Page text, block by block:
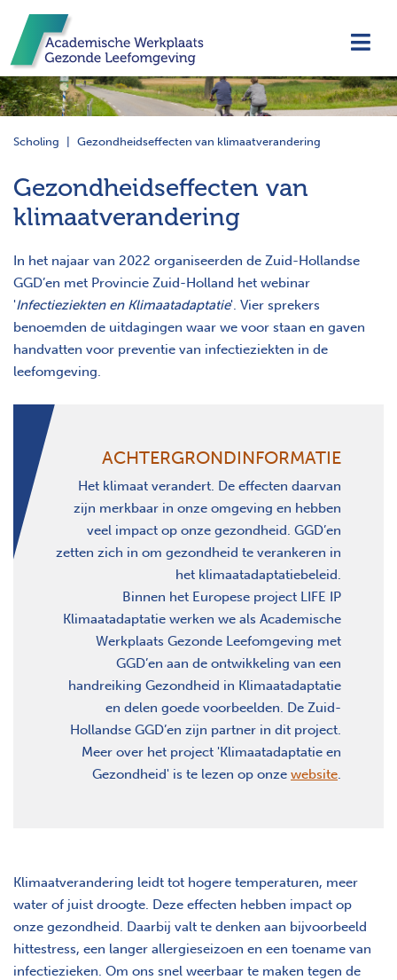
Scholing Gezondheidseffecten van klimaatverandering
Gezondheidseffecten van
klimaatverandering
In het najaar van 2022 organiseerden de Zuid-Hollandse
GGD’en met Provincie Zuid-Holland het webinar
'Infectieziekten en Klimaatadaptatie'. Vier sprekers
benoemden de uitdagingen waar we voor staan en gaven
handvatten voor preventie van infectieziekten in de
leefomgeving.
ACHTERGRONDINFORMATIE
Het klimaat verandert. De effecten daarvan
zijn merkbaar in onze omgeving en hebben
veel impact op onze gezondheid. GGD’en
zetten zich in om gezondheid te verankeren in
het klimaatadaptatiebeleid.
Binnen het Europese project LIFE IP
Klimaatadaptatie werken we als Academische
Werkplaats Gezonde Leefomgeving met
GGD’en aan de ontwikkeling van een
handreiking Gezondheid in Klimaatadaptatie
en delen goede voorbeelden. De Zuid-
Hollandse GGD’en zijn partner in dit project.
Meer over het project 'Klimaatadaptatie en
Gezondheid' is te lezen op onze website.
Klimaatverandering leidt tot hogere temperaturen, meer
water of juist droogte. Deze effecten hebben impact op
onze gezondheid. Daarbij valt te denken aan bijvoorbeeld
hittestress, een langer allergieseizoen en een toename van
infectiezieken. Om ons snel weerbaar te maken tegen de